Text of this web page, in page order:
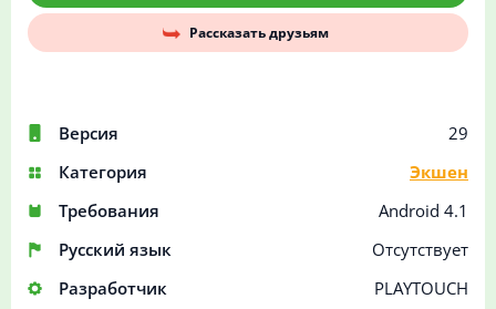
Версия
29
Категория
Экшен
Требования
Android 4.1
Русский язык
Отсутствует
Разработчик
PLAYTOUCH
Рассказать друзьям